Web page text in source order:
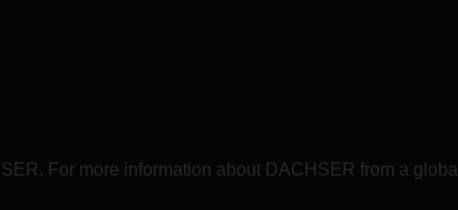
For more information about DACHSER from a global